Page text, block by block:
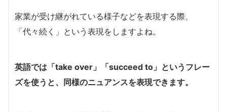
家業が受け継がれている様子などを表現する際、
「代々続く」という表現をしますよね。
英語では「take over」「succeed to」というフレー
ズを使うと、同様のニュアンスを表現できます。